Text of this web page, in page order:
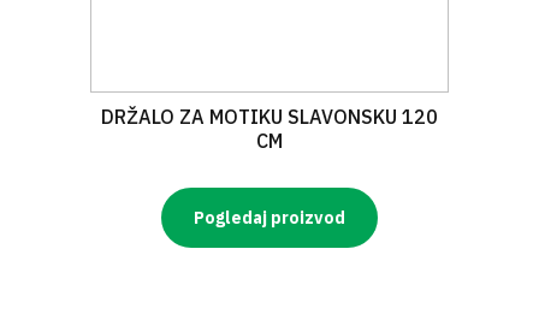
DRŽALO ZA MOTIKU SLAVONSKU 120
CM
Pogledaj proizvod